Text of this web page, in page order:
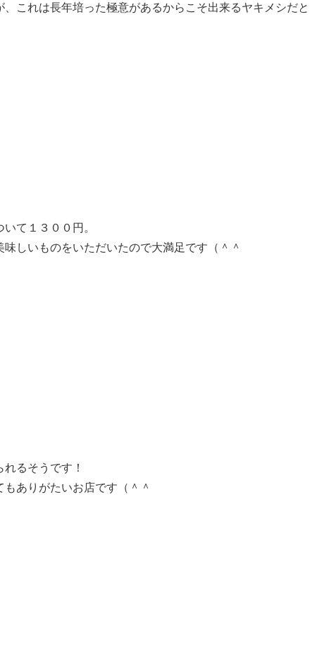
これは長年培った極意があるからこそ出来るヤキメシだと
いて１３００円。
しいものをいただいたので大満足です（＾＾
るそうです！
ありがたいお店です（＾＾